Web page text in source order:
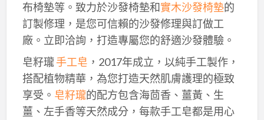
布椅墊等。致力於沙發椅墊和實木沙發椅墊的
訂製修理，是您可信賴的沙發修理與訂做工
廠。立即洽詢，打造專屬您的舒適沙發體驗。
皂籽瓏手工皂 ，2017年成立，以純手工製作，
搭配植物精華，為您打造天然肌膚護理的極致
享受。 皂籽瓏的配方包含海茴香、薑黃、生
薑、左手香等天然成分，每款手工皂都是用心